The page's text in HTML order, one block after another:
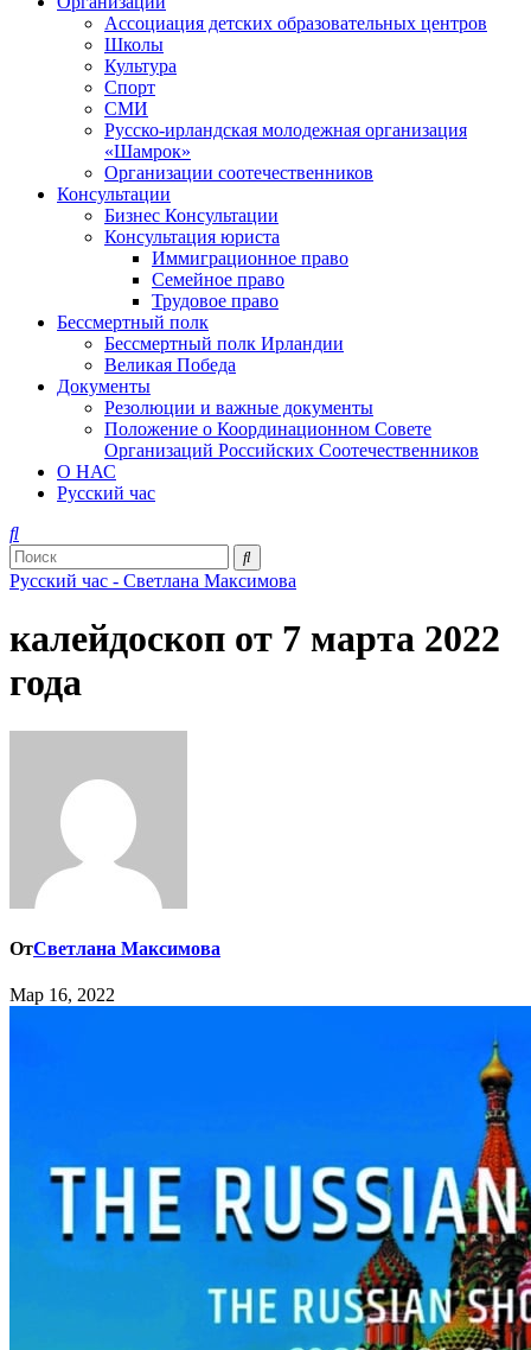
Ассоциация детских образовательных центров
Школы
Культура
Спорт
СМИ
Русско-ирландская молодежная организация
«Шамрок»
Организации соотечественников
Консультации
Бизнес Консультации
Консультация юриста
Иммиграционное право
Семейное право
Трудовое право
Бессмертный полк
Бессмертный полк Ирландии
Великая Победа
Документы
Резолюции и важные документы
Положение о Координационном Совете
Организаций Российских Соотечественников
О НАС
Русский час
Русский час - Светлана Максимова
калейдоскоп от 7 марта 2022
года
ОтСветлана Максимова
Мар 16, 2022